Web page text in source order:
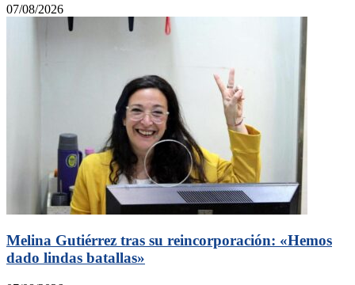
07/08/2026
Melina Gutiérrez tras su reincorporación: «Hemos
dado lindas batallas»